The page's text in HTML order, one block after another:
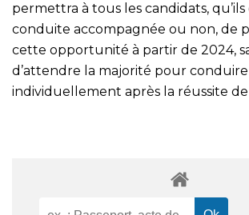
permettra à tous les candidats,
conduite accompagnée ou non, de
cette opportunité à partir de 2024,
d’attendre la majorité pour conduire
individuellement après la réussite de